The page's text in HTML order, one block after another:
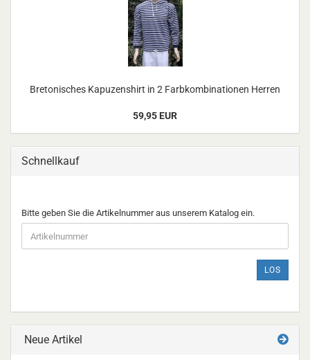
Bretonisches Kapuzenshirt in 2 Farbkombinationen Herren
59,95 EUR
Schnellkauf
BITTE
GEBEN
SIE
DIE
EIN.
Bitte geben Sie die Artikelnummer aus unserem Katalog ein.
LOS
Neue Artikel